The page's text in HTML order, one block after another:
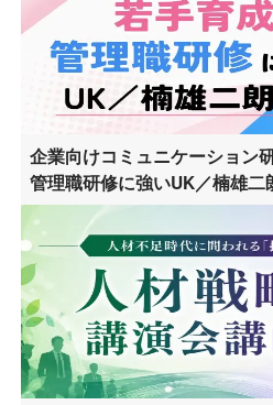
企業向けコミュニケーション
管理職研修に強いUK／楠雄二